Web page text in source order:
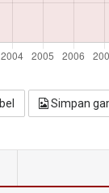
Simpan